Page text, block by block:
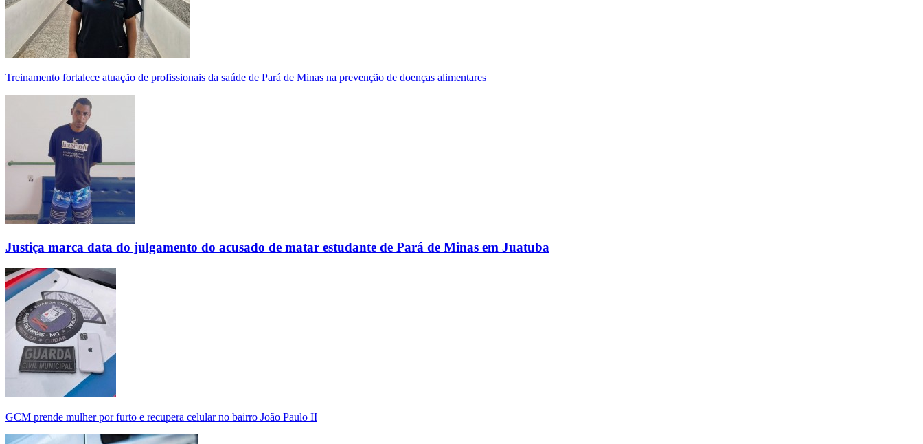
Treinamento fortalece atuação de profissionais da saúde de Pará de Minas na prevenção de doenças alimentares
Justiça marca data do julgamento do acusado de matar estudante de Pará de Minas em Juatuba
GCM prende mulher por furto e recupera celular no bairro João Paulo II